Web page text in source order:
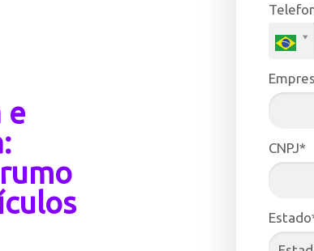
e
CNPJ*